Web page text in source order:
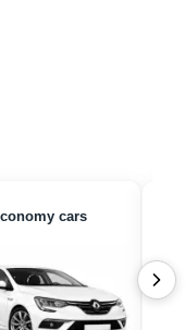
cars